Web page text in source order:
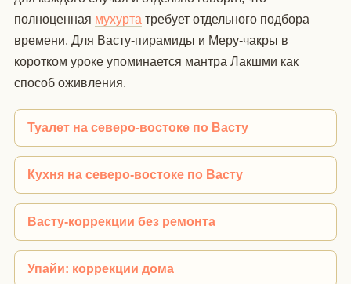
полноценная мухурта требует отдельного подбора
времени. Для Васту-пирамиды и Меру-чакры в
коротком уроке упоминается мантра Лакшми как
способ оживления.
Туалет на северо-востоке по Васту
Кухня на северо-востоке по Васту
Васту-коррекции без ремонта
Упайи: коррекции дома